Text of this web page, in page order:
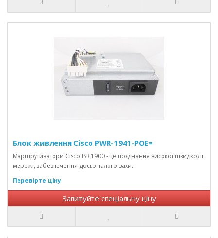
Блок живлення Cisco PWR-1941-POE=
Маршрутизатори Cisco ISR 1900 - це поєднання високої швидкодії
мережі, забезпечення досконалого захи..
Перевірте ціну
Запитуйте спеціальну ціну